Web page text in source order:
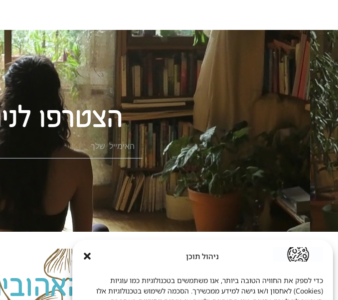
ניהול תוכן
כדי לספק את החוויה הטובה ביותר, אנו משתמשים בטכנולוגיות כמו עוגיות
(Cookies) לאחסון ו/או גישה למידע ממכשירך. הסכמה לשימוש בטכנולוגיות אלו
שמן רוזמרין – יתרונות ושימושים
שמן רוזמרין נחשב לאחד השמנים
קרא עוד>>
שמן לימון – צהוב לגוף ולנפש
אתם יכולים להשתמש בשמפו נגד
קרא עוד>>
ויטמינים וצמחי מרפא ויטמינים וצמחי מרפא